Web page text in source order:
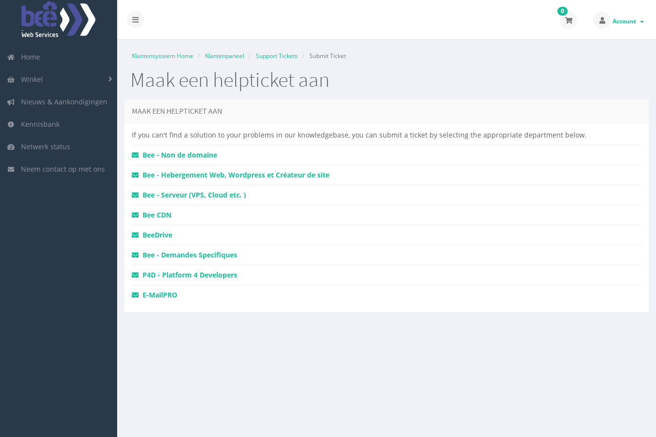
0
Account
Home
Winkel
Nieuws & Aankondigingen
Kennisbank
Netwerk status
Neem contact op met ons
Klantensysteem Home Klantenpaneel Support Tickets Submit Ticket
Maak een helpticket aan
MAAK EEN HELPTICKET AAN
If you can't find a solution to your problems in our knowledgebase, you can submit a ticket by selecting the appropriate department below.
Bee - Non de domaine
Bee - Hebergement Web, Wordpress et Créateur de site
Bee - Serveur (VPS, Cloud etc. )
Bee CDN
BeeDrive
Bee - Demandes Specifiques
P4D - Platform 4 Developers
E-MailPRO